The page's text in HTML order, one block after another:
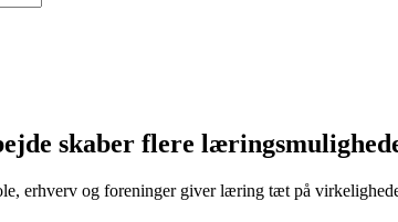
skaber flere
erhverv og foreninger giver læring tæt på